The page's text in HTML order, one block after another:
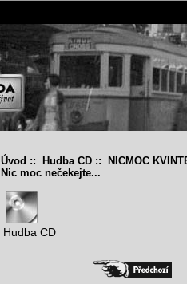
Úvod :: Hudba CD:: NICMOC
Nic moc nečekejte...
Hudba CD